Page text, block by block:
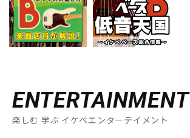
ENTERTAINMENT
楽しむ 学ぶ イケベエンターテイメント